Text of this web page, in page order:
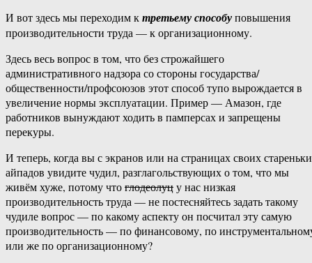
И вот здесь мы переходим ктретьему способуповышения
производительности труда — к организационному.
Здесь весь вопрос в том, что без строжайшего
административного надзора со стороны государства/
общественности/профсоюзов этот способ тупо вырождается в
увеличение нормы эксплуатации. Пример — Амазон, где
работников вынуждают ходить в памперсах и запрещены
перекуры.
И теперь, когда вы с экранов или на страницах своих
айпадов увидите чудил, разглагольствующих о том, что мы
живём хуже, потому чтоглодеолуцу нас низкая
производительность труда — не постесняйтесь задать такому
чудиле вопрос — по какому аспекту он посчитал эту самую
производительность — по финансовому, по
или же по организационному?